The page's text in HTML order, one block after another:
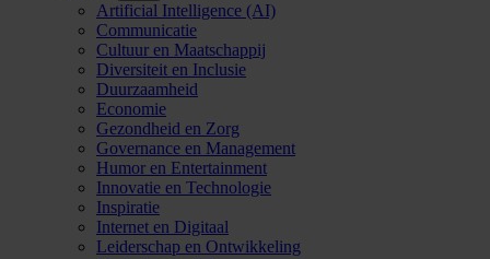
Artificial Intelligence (AI)
Communicatie
Cultuur en Maatschappij
Diversiteit en Inclusie
Duurzaamheid
Economie
Gezondheid en Zorg
Governance en Management
Humor en Entertainment
Innovatie en Technologie
Inspiratie
Internet en Digitaal
Leiderschap en Ontwikkeling